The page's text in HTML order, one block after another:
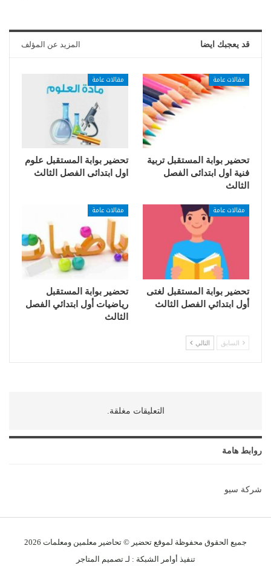
قد يعجبك ايضا المزيد عن المؤلف
مقالات عامة
تحضير بوابة المستقبل تربية
فنية اول ابتدائى الفصل
الثالث
مقالات عامة
تحضير بوابة المستقبل علوم
اول ابتدائى الفصل الثالث
مقالات عامة
تحضير بوابة المستقبل لغتى
أول ابتدائي الفصل الثالث
مقالات عامة
تحضير بوابة المستقبل
رياضيات أول ابتدائي الفصل
الثالث
السابق التالي
التعليقات مغلقة.
روابط هامة
شركة سيو
جميع الحقوق محفوظة لموقع تحضير © تحاضير معلمين ومعلمات
تنفيذ أوامر الشبكة : لـتصميم المتاجر